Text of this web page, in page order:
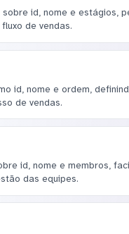
id, nome e estágios,
de vendas.
id, nome e ordem,
de vendas.
id, nome e membros,
das equipes.